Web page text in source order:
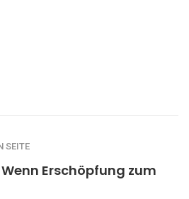
SEITE
Erschöpfung zum